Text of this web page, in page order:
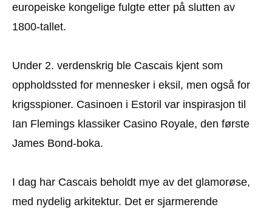
europeiske kongelige fulgte etter på slutten av
1800-tallet.
Under 2. verdenskrig ble Cascais kjent som
oppholdssted for mennesker i eksil, men også for
krigsspioner. Casinoen i Estoril var inspirasjon til
Ian Flemings klassiker Casino Royale, den første
James Bond-boka.
I dag har Cascais beholdt mye av det glamorøse,
med nydelig arkitektur. Det er sjarmerende